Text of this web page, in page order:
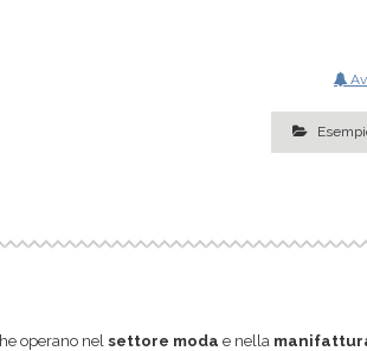
operano nel settore moda e nella